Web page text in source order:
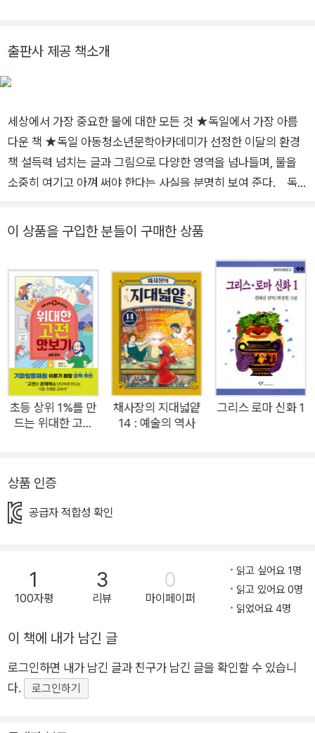
즈』, 『데미안』, 『수레바퀴 아래서』 등 1백 권이 넘는 책을 번역했
출판사 제공 책소개
세상에서 가장 중요한 물에 대한 모든 것 ★독일에서 가장 아름
다운 책 ★독일 아동청소년문학아카데미가 선정한 이달의 환경
책 설득력 넘치는 글과 그림으로 다양한 영역을 넘나들며, 물을
소중히 여기고 아껴 써야 한다는 사실을 분명히 보여 준다. _ 독
에 대해 만화경처럼 변화무쌍하고 흥미로우면서도 인상적으로
상에서 가장 중요한 자원인지, 사람을 비롯한 모든 생명이 살아가
는 데도 사물을 만드는 데도 없어서는 안 되는 물이 어디에서 왔
는지, 호기심 많은 어린이들을 위해 물에 관한 모든 것을 생생하
게 들려준다. _ 독일 육아 잡지 힘베어 물에 대한 지식 향연! 작지
만 흥미로운 사실로 가득한 책. _ 슈피겔 지구의 3분의 2를 덮고
있고, 한 사람이 하루 평균 290리터가 넘게 쓰는 물의 기원부터
쓰임까지 물에 관한 모든 것을 한 권에 담았다. 과학, 역사, 지리,
문화, 환경에 이르기까지 다방면에 스며 있는 물 이야기를 어린이
의 눈높이에 맞춰 들려준다. ‘물은 생명’이라는 구호를 넘어 우리
물, 어디까지 알고 있니?” 과학, 역사, 지리, 문화, 환경에 스며 있
는 물 이야기 《스마트폰을 쓸 때도 물이 필요해!》는 지구의 3분의
물은 처음 생겨났을 때부터 지금까지 우리의 삶에 엄청난 영향을
끼치고 있습니다. 지구상의 생명은 물에서 비롯되었을 거라 추측
되며, 우리 몸도 여전히 물 없이는 돌아가지 않습니다. 인류의 문
명 또한 물가에서 생겨났으며, 지금도 세계의 주요 도시는 물가에
채 끊임없이 순환하지요. 하지만 이중 우리가 쓸 수 있는 물은 일
부에 지나지 않는다는 것, 그마저도 골고루 흩어져 있지 않다는
이 상품을 구입한 분들이 구매한 상품
초등 상위 1%를 만
드는 위대한 고전
채사장의 지대넓얕
14 : 예술의 역사
그리스 로마 신화 1
상품 인증
공급자 적합성 확인
1
100자평
3
리뷰
0
마이페이퍼
읽고 싶어요 1명
읽고 있어요 0명
읽었어요 4명
이 책에 내가 남긴 글
로그인하면 내가 남긴 글과 친구가 남긴 글을 확인할 수 있습니
다.
로그인하기